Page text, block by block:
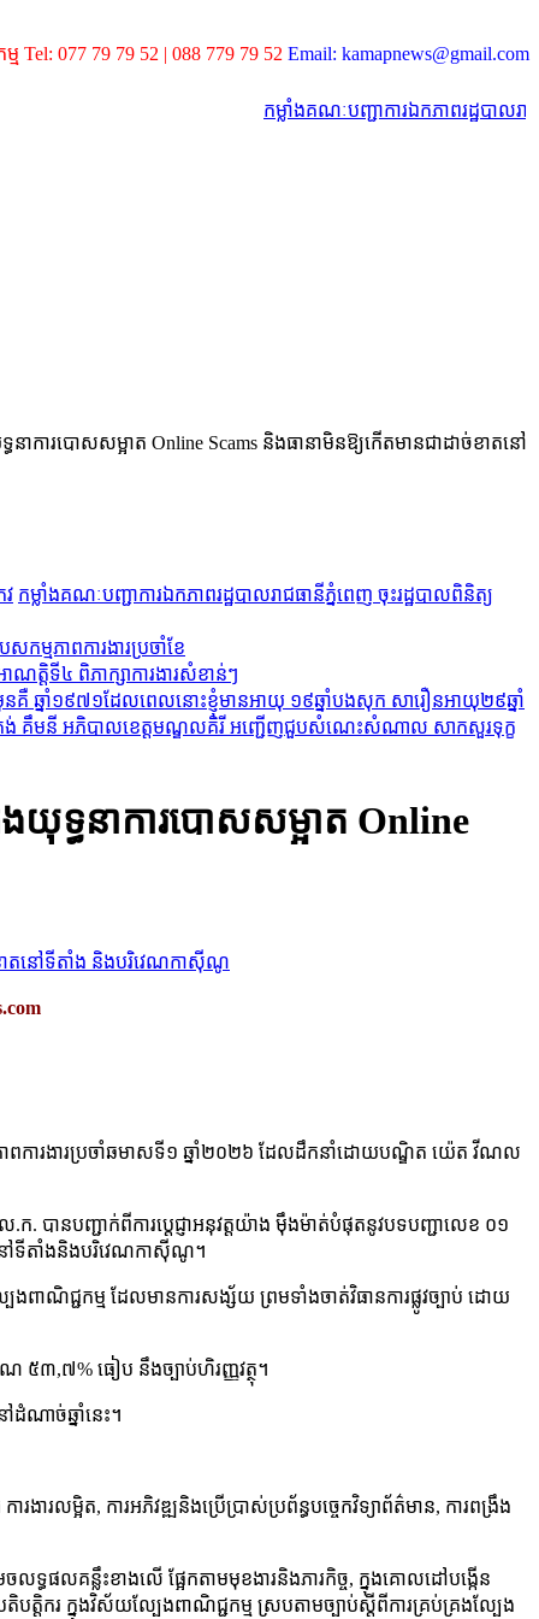
Tel: 077 79 79 52 | 088 779 79 52 Email: kamapnews@gmail.com
កម្លាំងគណៈបញ្ជាការឯកភាពរដ្ឋបាលរា
ធនាការបោសសម្អាត Online Scams និងធានាមិនឱ្យកើតមានជាដាច់ខាតនៅ
កម្លាំងគណៈបញ្ជាការឯកភាពរដ្ឋបាលរាជធានីភ្នំពេញ ចុះរដ្ឋបាលពិនិត្យ
ម្មភាពការងារប្រចាំខែ
ណត្តិទី៤ ពិភាក្សាការងារសំខាន់ៗ
ឆ្នាំ១៩៧១ដែលពេលនោះខ្ញុំមានអាយុ ១៩ឆ្នាំបងសុក សារឿនអាយុ២៩ឆ្នាំ
ង់ គឹមនី អភិបាលខេត្តមណ្ឌលគិរី អញ្ជើញជួបសំណេះសំណាល សាកសួរទុក្ខ
ងយុទ្ធនាការបោសសម្អាត Online
នភាពការងារប្រចាំឆមាសទី១ ឆ្នាំ២០២៦ ដែលដឹកនាំដោយបណ្ឌិត យ៉េត វីណល
. បានបញ្ជាក់ពីការប្តេជ្ញាអនុវត្តយ៉ាង ម៉ឹងម៉ាត់បំផុតនូវបទបញ្ជាលេខ ០១
ះ នៅទីតាំងនិងបរិវេណកាស៊ីណូ។
ែងពាណិជ្ជកម្ម ដែលមានការសង្ស័យ ព្រមទាំងចាត់វិធានការផ្លូវច្បាប់ ដោយ
៥៣,៧% ធៀប នឹងច្បាប់ហិរញ្ញវត្ថុ។
ដំណាច់ឆ្នាំនេះ។
រលម្អិត, ការអភិវឌ្ឍនិងប្រើប្រាស់ប្រព័ន្ធបច្ចេកវិទ្យាព័ត៌មាន, ការពង្រឹង
ទ្ធផលគន្លឹះខាងលើ ផ្អែកតាមមុខងារនិងភារកិច្ច, ក្នុងគោលដៅបង្កើន
ត្តិករ ក្នុងវិស័យល្បែងពាណិជ្ជកម្ម ស្របតាមច្បាប់ស្តីពីការគ្រប់គ្រងល្បែង